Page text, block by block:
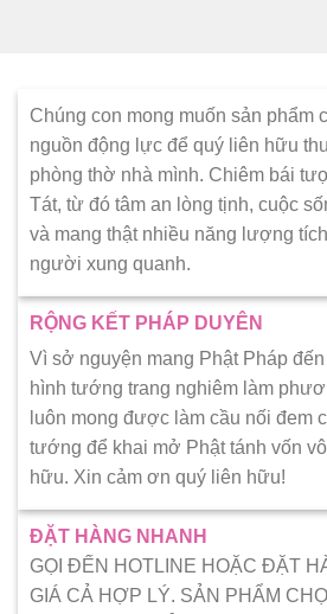
Chúng con mong muốn sản phẩm
nguồn động lực để quý liên hữu
phòng thờ nhà mình. Chiêm bái
Tát, từ đó tâm an lòng tịnh, cuộc
và mang thật nhiều năng lượng
người xung quanh.
RỘNG KẾT PHÁP DUYÊN
Vì sở nguyện mang Phật Pháp
hình tướng trang nghiêm làm
luôn mong được làm cầu nối đem
tướng để khai mở Phật tánh vốn
hữu. Xin cảm ơn quý liên hữu!
ĐẶT HÀNG NHANH
GỌI ĐẾN HOTLINE HOẶC ĐẶT
GIÁ CẢ HỢP LÝ. SẢN PHẨM